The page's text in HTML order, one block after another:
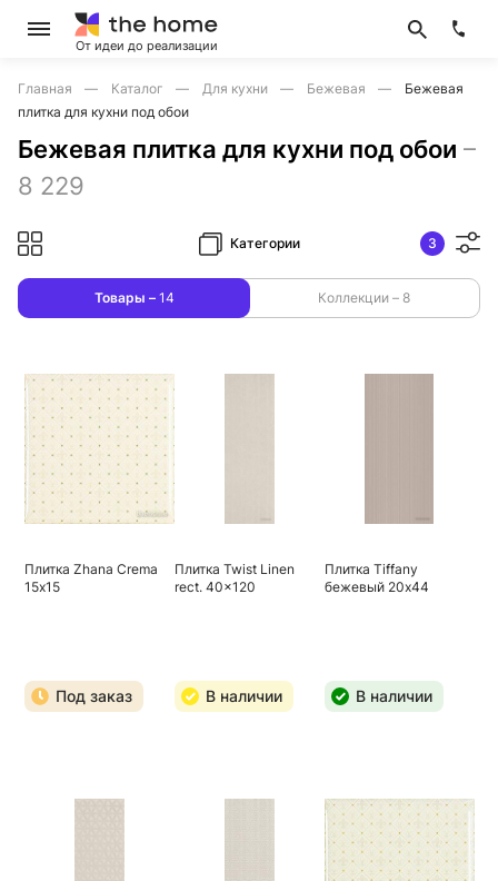
От идеи до реализации
Главная Каталог Для кухни Бежевая
Бежевая
плитка для кухни под обои
Бежевая плитка для кухни под обои –
8 229
Категории 3
Товары – 14 Коллекции – 8
Плитка Zhana Crema
15х15
Под заказ
Плитка Twist Linen
rect. 40x120
В наличии
Плитка Tiffany
бежевый 20х44
В наличии